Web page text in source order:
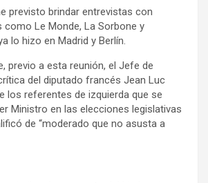
previsto brindar entrevistas con
Le Monde, La Sorbone y
lo hizo en Madrid y Berlín.
previo a esta reunión, el Jefe de
del diputado francés Jean Luc
los referentes de izquierda que se
Ministro en las elecciones legislativas
de “moderado que no asusta a